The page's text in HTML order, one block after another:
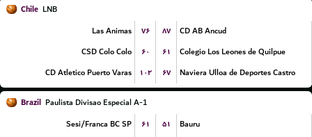
Chile LNB
Las Animas
۷۶ ۸۷
CD AB Ancud
CSD Colo Colo
۶۰ ۶۱
Colegio Los Leones de Quilpue
CD Atletico Puerto Varas
۱۰۲ ۶۷ Naviera Ulloa de Deportes Castro
Brazil Paulista Divisao Especial A-1
Sesi/Franca BC SP
۶۱ ۵۱
Bauru